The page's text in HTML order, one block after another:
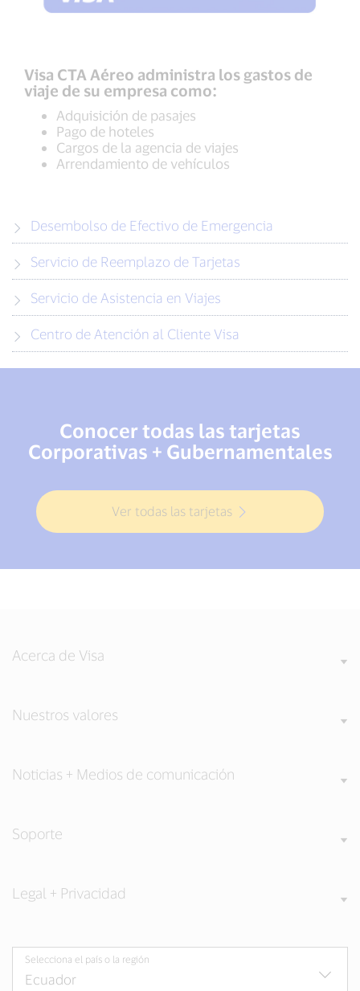
Visa CTA Aéreo administra los gastos de
viaje de su empresa como:
Adquisición de pasajes
Pago de hoteles
Cargos de la agencia de viajes
Arrendamiento de vehículos
Desembolso de Efectivo de Emergencia
Servicio de Reemplazo de Tarjetas
Servicio de Asistencia en Viajes
Centro de Atención al Cliente Visa
Conocer todas las tarjetas
Corporativas + Gubernamentales
Ver todas las tarjetas
Acerca de Visa
Nuestros valores
Noticias + Medios de comunicación
Soporte
Legal + Privacidad
Selecciona el país o la región